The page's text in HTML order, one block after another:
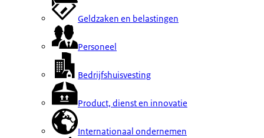
Geldzaken en belastingen
Personeel
Bedrijfshuisvesting
Product, dienst en innovatie
Internationaal ondernemen